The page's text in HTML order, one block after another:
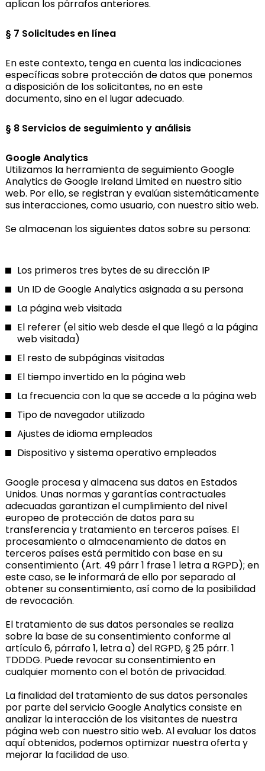
aplican los párrafos anteriores.
§ 7 Solicitudes en línea
En este contexto, tenga en cuenta las indicaciones
específicas sobre protección de datos que ponemos
a disposición de los solicitantes, no en este
documento, sino en el lugar adecuado.
§ 8 Servicios de seguimiento y análisis
Google Analytics
Utilizamos la herramienta de seguimiento Google
Analytics de Google Ireland Limited en nuestro sitio
web. Por ello, se registran y evalúan sistemáticamente
sus interacciones, como usuario, con nuestro sitio web.
Se almacenan los siguientes datos sobre su persona:
Los primeros tres bytes de su dirección IP
Un ID de Google Analytics asignada a su persona
La página web visitada
El referer (el sitio web desde el que llegó a la página
web visitada)
El resto de subpáginas visitadas
El tiempo invertido en la página web
La frecuencia con la que se accede a la página web
Tipo de navegador utilizado
Ajustes de idioma empleados
Dispositivo y sistema operativo empleados
Google procesa y almacena sus datos en Estados
Unidos. Unas normas y garantías contractuales
adecuadas garantizan el cumplimiento del nivel
europeo de protección de datos para su
transferencia y tratamiento en terceros países. El
procesamiento o almacenamiento de datos en
terceros países está permitido con base en su
consentimiento (Art. 49 párr 1 frase 1 letra a RGPD); en
este caso, se le informará de ello por separado al
obtener su consentimiento, así como de la posibilidad
de revocación.
El tratamiento de sus datos personales se realiza
sobre la base de su consentimiento conforme al
artículo 6, párrafo 1, letra a) del RGPD, § 25 párr. 1
TDDDG. Puede revocar su consentimiento en
cualquier momento con el botón de privacidad.
La finalidad del tratamiento de sus datos personales
por parte del servicio Google Analytics consiste en
analizar la interacción de los visitantes de nuestra
página web con nuestro sitio web. Al evaluar los datos
aquí obtenidos, podemos optimizar nuestra oferta y
mejorar la facilidad de uso.